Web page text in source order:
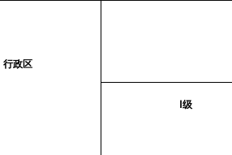
行政区
Ⅰ级